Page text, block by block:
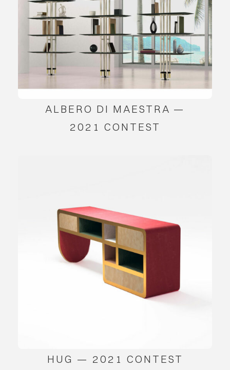
ALBERO DI MAESTRA —
2021 CONTEST
HUG — 2021 CONTEST